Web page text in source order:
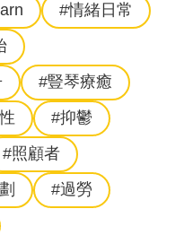
#情緒日常
#豎琴療癒
#抑鬱
#照顧者
#過勞